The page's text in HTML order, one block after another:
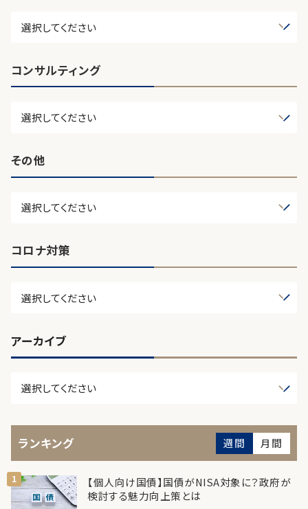
コンサルティング
その他
コロナ対策
アーカイブ
ランキング 週間 月間
【個人向け国債】国債がNISA対象に？政府が
検討する魅力向上策とは